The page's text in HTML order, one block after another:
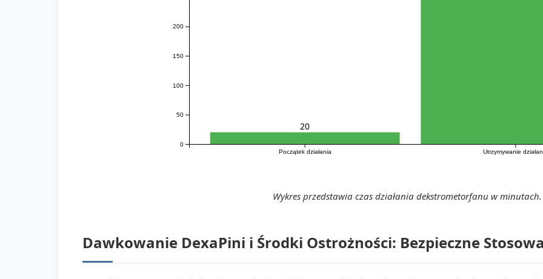
Początek działania Utrzymywanie
0
50
100
150
200
20
Wykres przedstawia czas działania dekstrometorfanu w minutach.
Dawkowanie DexaPini i Środki Ostrożności: Bezpieczne